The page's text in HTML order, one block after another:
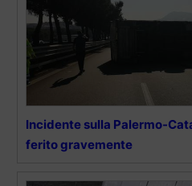
Incidente sulla Palermo-
ferito gravemente